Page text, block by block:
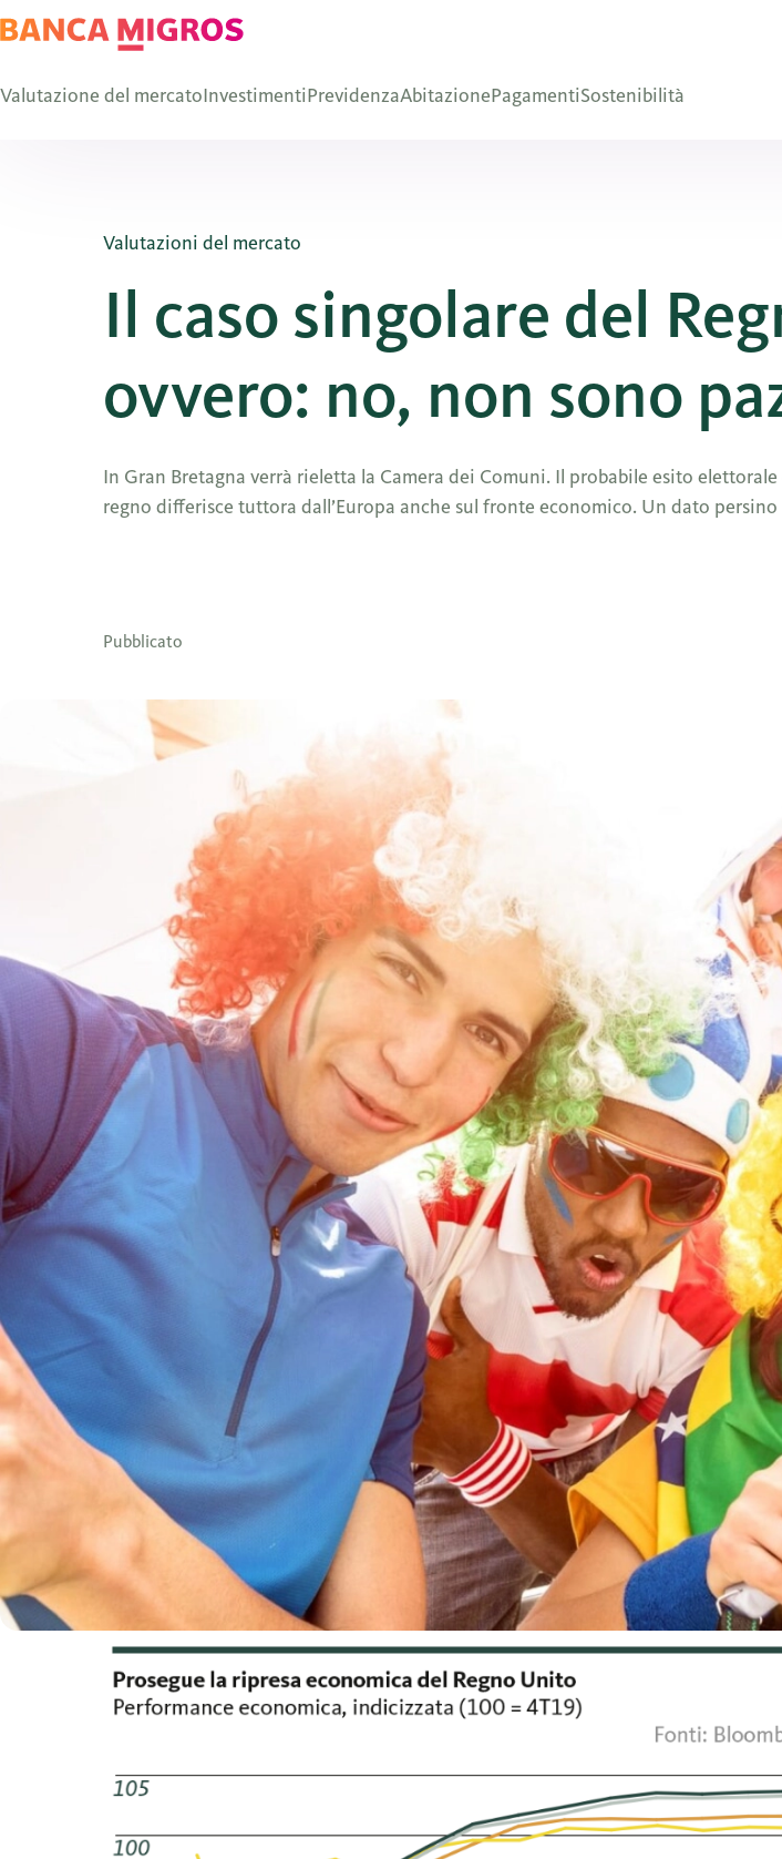
Valutazione del mercatoInvestimentiPrevidenzaAbitazionePagamentiSostenibilità
Valutazioni del mercato
Il caso singolare del
ovvero: no, non sono
In Gran Bretagna verrà rieletta la Camera dei Comuni. Il probabile esito
regno differisce tuttora dall’Europa anche sul fronte economico. Un dato
Pubblicato